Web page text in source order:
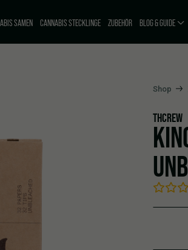
SAMEN CANNABIS STECKLINGE ZUBEHÖR BLOG & GUIDE
Shop
THCREW